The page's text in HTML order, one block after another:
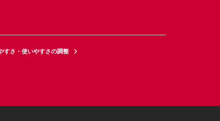
すさ・使いやすさの調整